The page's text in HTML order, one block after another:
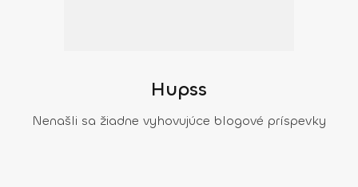
Hupss
Nenašli sa žiadne vyhovujúce blogové príspevky